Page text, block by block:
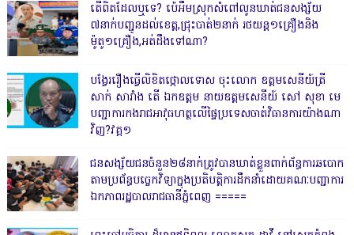
តើពិតដែលឬទេ? ប៉េអឹមស្រុកសំពៅលូនឃាត់ជនសង្ស័យ
៧នាក់បញ្ជូនដល់ខេត្ត,ជ្រុះបាត់២នាក់ រថយន្ត១គ្រឿងនិង
ម៉ូតូ១គ្រឿង,អត់ដឹងទៅណា?
បង្វែររឿងធ្វើលិខិតថ្កោលទោស ចុះលោក ឧត្តមសេនីយ៍ត្រី
សាក់ សារាំង តើ ឯកឧត្តម នាយឧត្តមសេនីយ៍ សៅ សុខា មេ
បញ្ជាការកងរាជអាវុធហត្ថលើផ្ទៃប្រទេសចាត់វិធានការយ៉ាងណា
វិញ?វគ្គ១
ជនសង្ស័យជនចំនួន២៨នាក់ត្រូវបានឃាត់ខ្លួនពាក់ព័ន្ធការឆបោក
តាមប្រព័ន្ធបច្ចេកវិទ្យាក្នុងប្រតិបត្តិការដឹកនាំដោយគណៈបញ្ជាការ
ឯកភាពរដ្ឋបាលរាជធានីភ្នំពេញ ‎=====